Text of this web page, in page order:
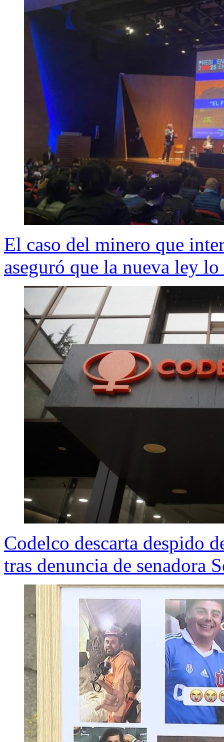
El caso del minero que
aseguró que la nueva ley
Codelco descarta despido
tras denuncia de senadora